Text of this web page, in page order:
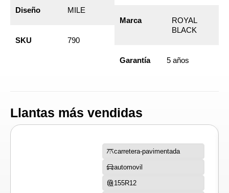
Diseño MILE
SKU 790
Marca
ROYAL
BLACK
Garantía 5 años
Llantas más vendidas
carretera-pavimentada
automovil
155R12